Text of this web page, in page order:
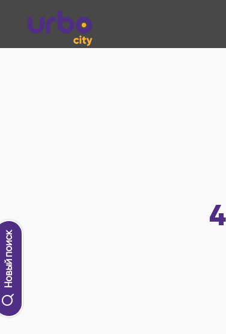
Новый поиск